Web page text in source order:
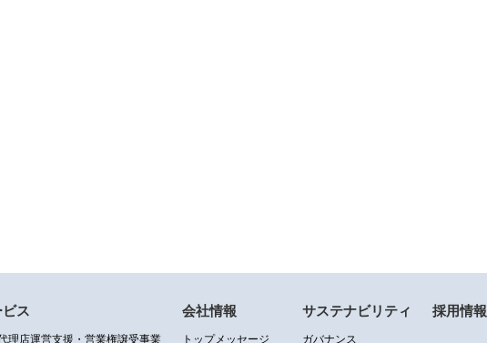
ス
理店運営支援・営業権譲受事業
会社情報
トップメッセージ
サステナビリティ
ガバナンス
採用情報